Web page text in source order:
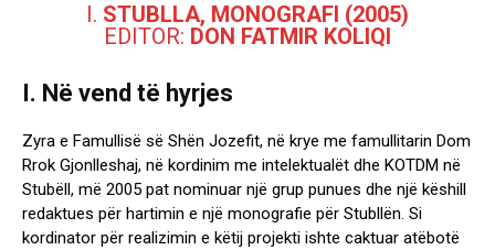
I. STUBLLA, MONOGRAFI (2005)
EDITOR: DON FATMIR KOLIQI
I. Në vend të hyrjes
Zyra e Famullisë së Shën Jozefit, në krye me famullitarin Dom
Rrok Gjonlleshaj, në kordinim me intelektualët dhe KOTDM në
Stubëll, më 2005 pat nominuar një grup punues dhe një këshill
redaktues për hartimin e një monografie për Stubllën. Si
kordinator për realizimin e këtij projekti ishte caktuar atëbotë